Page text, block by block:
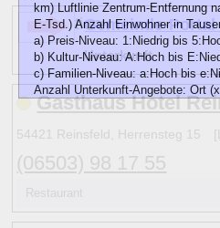
Gemeinde-Portal
Unterkunft
Gasthaus Hotel
54421 Reinsfeld, Herrensteg 15
(06503) 98 17 55
Restaurant
km) Luftlinie Zentrum-Entfernung
E-Tsd.) Anzahl Einwohner in
a) Preis-Niveau: 1:Niedrig bis
b) Kultur-Niveau: A:Hoch bis
c) Familien-Niveau: a:Hoch bis
Anzahl Unterkunft-Angebote: Ort
km E-Tsd. abc)
Name
8
1 2E e Beuren
8 5 2 D c
6 3 D c Kell am
12
• 2 2D e »